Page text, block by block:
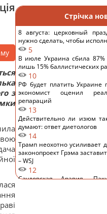
з
Стрічка
8 августа: церковный
нужно сделать, чтобы
5
В июле Украина сбила
лишь 15% баллистических
10
РФ будет платить Украине
экономист оценил
репараций
13
Действительно ли изюм
думают: ответ диетологов
14
Трамп неохотно усиливает
законопроект Грэма
– WSJ
12
Саудовская Аравия,